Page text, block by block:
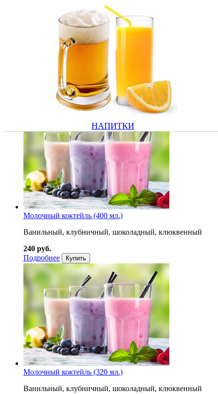
НАПИТКИ
Шаурма традиционная
(380/100, курица, капуста, морковь, огурец, томат, лук,
Подробнее
Купить
Молочный коктейль (400 мл.)
Ванильный, клубничный, шоколадный, клюквенный
240 руб.
Подробнее
Купить
Молочный коктейль (320 мл.)
Ванильный, клубничный, шоколадный, клюквенный